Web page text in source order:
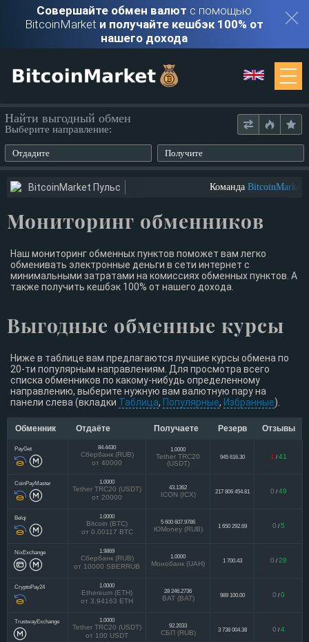
Совершайте обмен валют с помощью
BitcoinMarket и получайте кешбэк 100% от
нашего дохода
Обменники
Войти
Регистрация
Найти выгодный обмен
Выберите направление:
Отдадите Получите
BitcoinMarket Пульс Команда BitcoinMarket
Мониторинг обменников
Наш мониторинг обменных пунктов поможет вам легко
обменивать электронные деньги в сети интернет с
минимальными затратами на комиссиях обменных пунктов. А
также получить кешбэк 100% от нашего дохода.
Выгодные обменные курсы
Ниже в таблице вам предлагаются лучшие курсы обмена по
20-ти популярным направлениям. Для просмотра всего
списка обменников по какому-нибудь определенному
направлению, выберите нужную вам валютную пару на
панели слева (вкладки Таблица, Популярные, Избранные).
Обменник Отдаёте Получаете Резерв Отзывы
PayGet 84.4430
Сбербанк (RUB)
от 40000
1.0000
Tether TRC20
(USDT)
945 616.30 1 / 41
CoinPayMaster 1.0000
Tether TRC20 (USDT)
от 20000
43.1362
ICON (ICX) 217 806 454.81 0 / 49
Belqi 1.0000
Bitcoin (BTC)
от 0.00117 BTC
5 600 607.9786
ЮMoney (RUB) 1 650 292.69 0 / 5
NixExchange 1.9869
Сбербанк (RUB)
от 10000 SBERRUB
1.0000
Монобанк (UAH) 1 700.43 0 / 28
CryptoPay24 1.0000
Ethereum (ETH)
от 3.94163 ETH
28 246.2736
BAT (BAT) 989 100.00 0 / 0
TrustwayExchange 1.0000
Tether TRC20 (USDT)
от 100 USDT
92.2033
СБП (RUB) 3 738 004.38 0 / 4